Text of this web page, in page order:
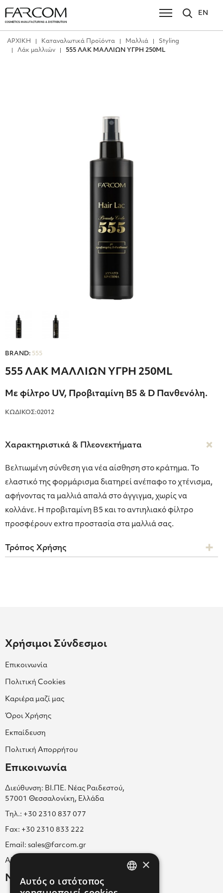
EN
ΑΡΧΙΚΗ Καταναλωτικά Προϊόντα Μαλλιά
Styling
Λάκ μαλλιών
555 ΛΑΚ ΜΑΛΛΙΩΝ ΥΓΡΗ 250ML
BRAND: 555
555 ΛΑΚ ΜΑΛΛΙΩΝ ΥΓΡΗ 250ML
Με φίλτρο UV, Προβιταμίνη Β5 & D Πανθενόλη.
ΚΩΔΙΚΟΣ:02012
Χαρακτηριστικά & Πλεονεκτήματα
Βελτιωμένη σύνθεση για νέα αίσθηση στο κράτημα. Το
ελαστικό της φορμάρισμα διατηρεί ανέπαφο το χτένισμα,
αφήνοντας τα μαλλιά απαλά στο άγγιγμα, χωρίς να
κολλάνε. Η προβιταμίνη Β5 και το αντιηλιακό φίλτρο
προσφέρουν extra προστασία στα μαλλιά σας.
Τρόπος Χρήσης
Χρήσιμοι Σύνδεσμοι
Επικοινωνία
Πολιτική Cookies
Καριέρα μαζί μας
Όροι Χρήσης
Εκπαίδευση
Πολιτική Απορρήτου
Επικοινωνία
Διεύθυνση: ΒΙ.ΠΕ. Νέας Ραιδεστού,
57001 Θεσσαλονίκη, Ελλάδα
Τηλ.: +30 2310 837 077
Fax: +30 2310 833 222
Email: sales@farcom.gr
ΑΡ.Γ.Ε.ΜΗ. 038365205000
Newsletter
×
Αυτός ο ιστότοπος